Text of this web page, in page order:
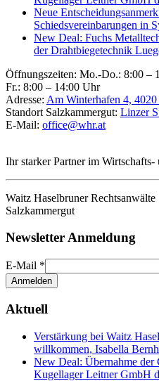
Neue
Schiedsvereinbarungen in
New Deal: Fuchs
der Drahtbiegetechnik
Öffnungszeiten: Mo.-Do.: 8:00 –
Fr.: 8:00 – 14:00 Uhr
Adresse: Am Winterhafen 4,
Standort Salzkammergut: Linzer
E-Mail: office@whr.at
Ihr starker Partner im Wirtschafts-
Waitz Haselbruner
Salzkammergut
Newsletter Anmeldung
E-Mail *
Aktuell
Verstärkung bei Waitz
willkommen, Isabella
New Deal: Übernahme der
Kugellager Leitner GmbH